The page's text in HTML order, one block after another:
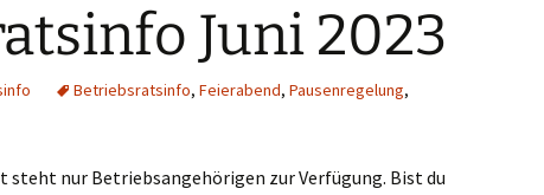
Juni 2023
Betriebsratsinfo, Feierabend, Pausenregelung,
steht nur Betriebsangehörigen zur Verfügung. Bist du